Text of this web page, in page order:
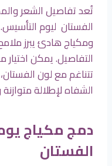
تُعد تفاصيل الشعر
الفستان ليوم
ومكياج هادئ يبرز
التفاصيل. يمكن اختيار
تتناغم مع لون الفستان،
الشفاه لإطلالة
دمج مكياج
الفستان